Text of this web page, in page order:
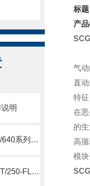
明
Parker派克油泵PGP610/620/640系列简要说明
氧气防回火安全阀RL-50-Z-ST/250-FL参数
标
产
气
直
特征
在
的
高
模